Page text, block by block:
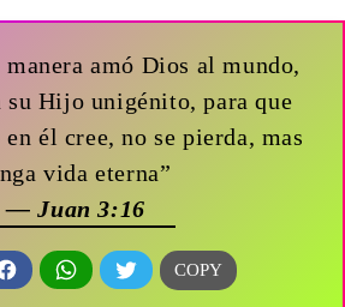
manera amó Dios al mundo,
su Hijo unigénito, para que
él cree, no se pierda, mas
vida eterna”
— Juan 3:16